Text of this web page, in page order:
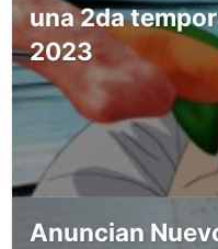
una 2da
2023
Anuncian